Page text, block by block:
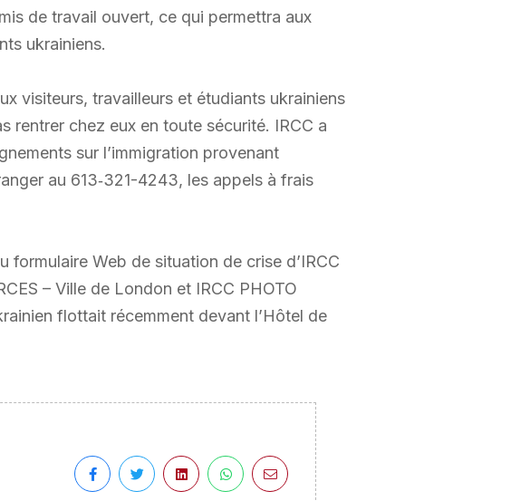
de travail ouvert, ce qui permettra aux
ukrainiens.
visiteurs, travailleurs et étudiants ukrainiens
rentrer chez eux en toute sécurité. IRCC a
sur l’immigration provenant
au 613‑321-4243, les appels à frais
Web de situation de crise d’IRCC
– Ville de London et IRCC PHOTO
flottait récemment devant l’Hôtel de